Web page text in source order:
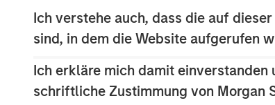
Ich verstehe auch, dass die auf
sind, in dem die Website aufgerufen
Ich erkläre mich damit einverstanden
schriftliche Zustimmung von Morgan
Bridgepointe, based in San
implement and manage IT
Through a nationwide team of
ecosystem and a
Company advises enterprises